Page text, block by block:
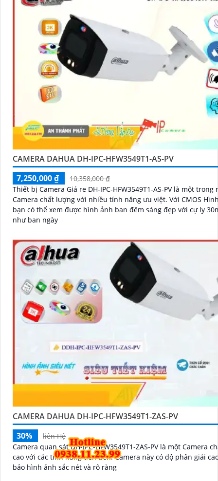
CAMERA DAHUA DH-IPC-HFW3549T1-AS-PV
7,250,000 ₫
10,358,000 ₫
Thiết bị Camera Giá re DH-IPC-HFW3549T1-AS-PV là một trong
Camera chất lượng với nhiều tính năng ưu việt. Với CMOS Hình ảnh,
bạn có thể xem được hình ảnh ban đêm sáng đẹp với cự ly
như ban ngày
CAMERA DAHUA DH-IPC-HFW3549T1-ZAS-PV
30%
liên Hệ
Camera quan sát DH-IPC-HFW3549T1-ZAS-PV là một Camera
cao với các tính năng tiên tiến. Camera này có độ phân giải cao, đảm
bảo hình ảnh sắc nét và rõ ràng